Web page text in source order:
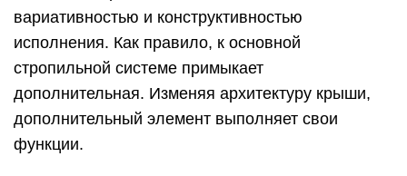
вариативностью и конструктивностью
исполнения. Как правило, к основной
стропильной системе примыкает
дополнительная. Изменяя архитектуру крыши,
дополнительный элемент выполняет свои
функции.